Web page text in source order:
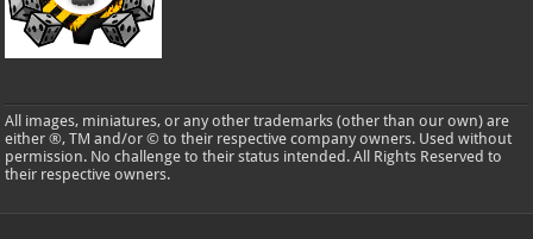
All images, miniatures, or any other trademarks (other than our own) are
either ®, TM and/or © to their respective company owners. Used without
permission. No challenge to their status intended. All Rights Reserved to
their respective owners.